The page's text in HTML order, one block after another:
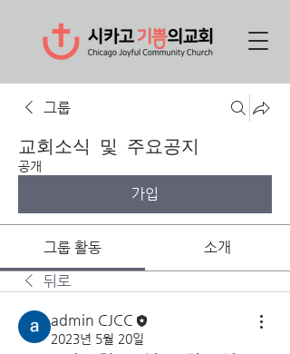
그룹
교회소식 및 주요공지
공개
가입
그룹 활동
소개
뒤로
admin CJCC
2023년 5월 20일